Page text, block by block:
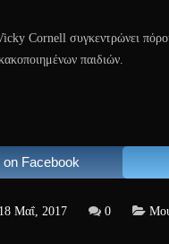
Cornell συγκεντρώνει
παιδιών.
on Facebook
18 Μαΐ, 2017 0